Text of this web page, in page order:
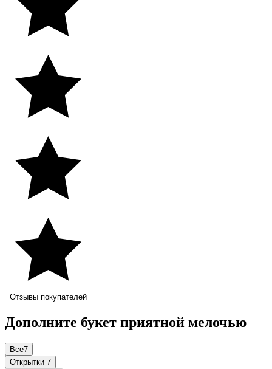
Отзывы покупателей
Дополните букет приятной мелочью
Все7
Открытки 7